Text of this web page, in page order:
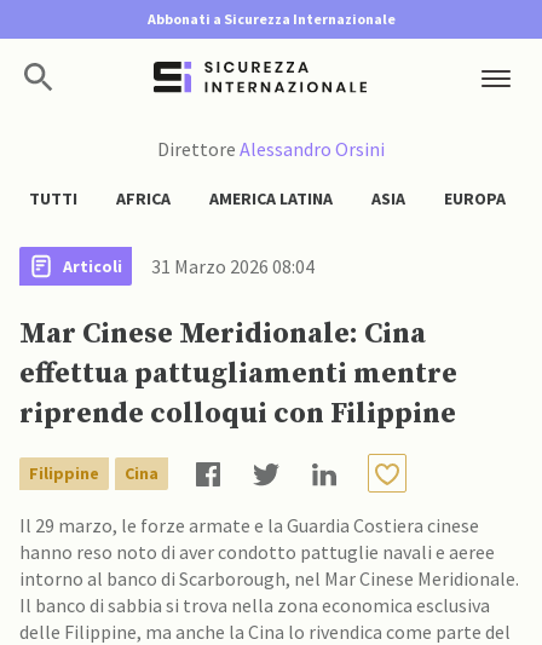
Abbonati a Sicurezza Internazionale
Direttore Alessandro Orsini
TUTTI AFRICA AMERICA LATINA ASIA EUROPA
Articoli 31 Marzo 2026 08:04
Mar Cinese Meridionale: Cina
effettua pattugliamenti mentre
riprende colloqui con Filippine
Filippine Cina
Il 29 marzo, le forze armate e la Guardia Costiera cinese
hanno reso noto di aver condotto pattuglie navali e aeree
intorno al banco di Scarborough, nel Mar Cinese Meridionale.
Il banco di sabbia si trova nella zona economica esclusiva
delle Filippine, ma anche la Cina lo rivendica come parte del